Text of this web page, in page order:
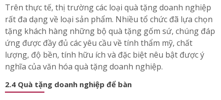
Trên thực tế, thị trường các loại quà tặng doanh nghiệp
rất đa dạng về loại sản phẩm. Nhiều tổ chức đã lựa chọn
tặng khách hàng những bộ quà tặng gốm sứ, chúng đáp
ứng được đầy đủ các yêu cầu về tính thẩm mỹ, chất
lượng, độ bền, tính hữu ích và đặc biệt nêu bật được ý
nghĩa của văn hóa quà tặng doanh nghiệp.
2.4 Quà tặng doanh nghiệp để bàn